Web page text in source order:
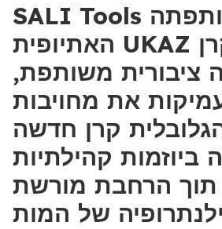
SALI Tools ושותפתה
האתיופית UKAZ מקימות קרן
ציבורית משותפת,
את מחויבות
קרן חדשה
ביוזמות קהילתיות
תוך הרחבת מורשת